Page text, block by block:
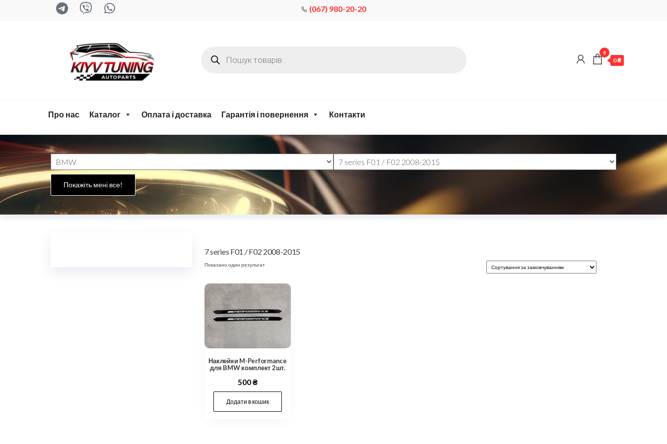
(067) 980-20-20
tuning.com
0
0 ₴
Про нас Каталог Оплата і доставка Гарантія і повернення Контакти
Покажіть мені все!
7 series F01 / F02 2008-2015
Показано один результат
Наклейки M-Performance
для BMW комплект 2шт.
500₴
Додати в кошик